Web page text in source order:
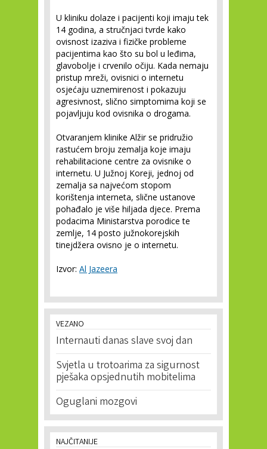
U kliniku dolaze i pacijenti koji imaju tek
14 godina, a stručnjaci tvrde kako
ovisnost izaziva i fizičke probleme
pacijentima kao što su bol u leđima,
glavobolje i crvenilo očiju. Kada nemaju
pristup mreži, ovisnici o internetu
osjećaju uznemirenost i pokazuju
agresivnost, slično simptomima koji se
pojavljuju kod ovisnika o drogama.
Otvaranjem klinike Alžir se pridružio
rastućem broju zemalja koje imaju
rehabilitacione centre za ovisnike o
internetu. U Južnoj Koreji, jednoj od
zemalja sa najvećom stopom
korištenja interneta, slične ustanove
pohađalo je više hiljada djece. Prema
podacima Ministarstva porodice te
zemlje, 14 posto južnokorejskih
tinejdžera ovisno je o internetu.
Izvor: Al Jazeera
VEZANO
Internauti danas slave svoj dan
Svjetla u trotoarima za sigurnost
pješaka opsjednutih mobitelima
Oguglani mozgovi
NAJČITANIJE